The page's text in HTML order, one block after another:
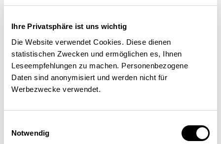
Ihre Privatsphäre ist uns wichtig
Die Website verwendet Cookies. Diese dienen
statistischen Zwecken und ermöglichen es, Ihnen
Leseempfehlungen zu machen. Personenbezogene
Daten sind anonymisiert und werden nicht für
Werbezwecke verwendet.
Notwendig
notwendigen
Investitionssummen. Die
wichtige Frage ist nicht, wo von
wem wie viel THG reduziert
werden soll, sondern: Wie kann
sichergestellt werden, dass
weltweit möglichst viele
Investitionen in Ersatz- und